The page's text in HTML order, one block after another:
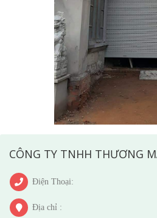
CÔNG TY TNHH THƯƠNG
Điện Thoại:
Địa chỉ :